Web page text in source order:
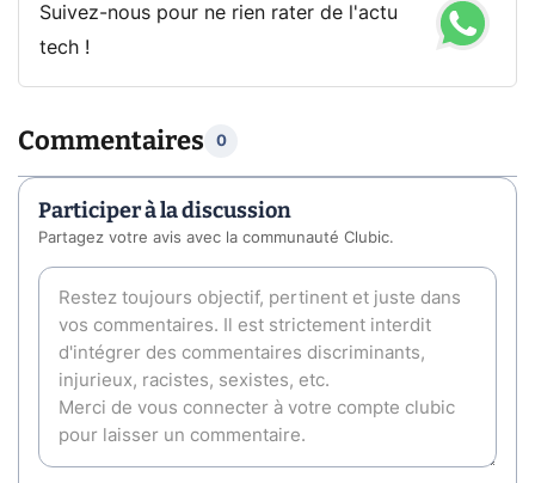
Suivez-nous pour ne rien rater de l'actu
tech !
Commentaires 0
Participer à la discussion
Partagez votre avis avec la communauté Clubic.